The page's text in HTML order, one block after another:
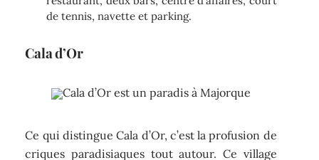
de tennis, navette et parking.
Cala d’Or
Cala d’Or est un paradis à Majorque
Ce qui distingue Cala d’Or, c’est la profusion de
criques paradisiaques tout autour. Ce village